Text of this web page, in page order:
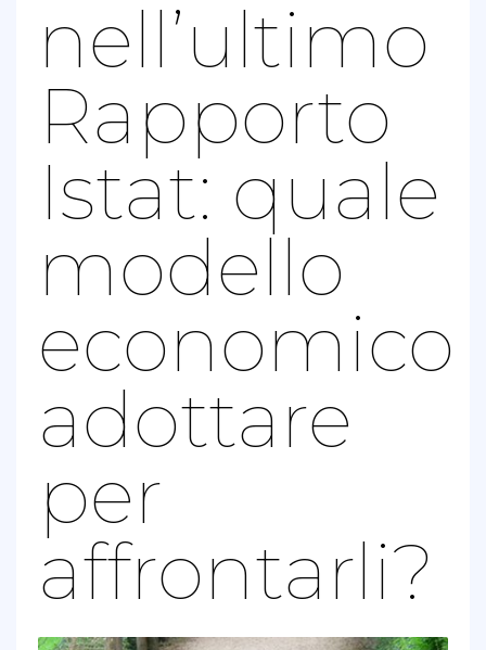
nell’ultimo
Rapporto
Istat: quale
modello
economico
adottare
per
affrontarli?